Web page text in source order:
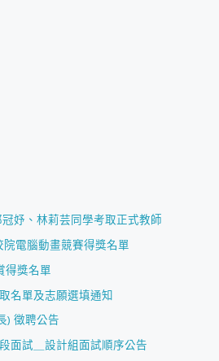
冠妤、林莉芸同學考取正式教師
院電腦動畫競賽得獎名單
得獎名單
名單及志願選填通知
) 徵聘公告
面試＿設計組面試順序公告